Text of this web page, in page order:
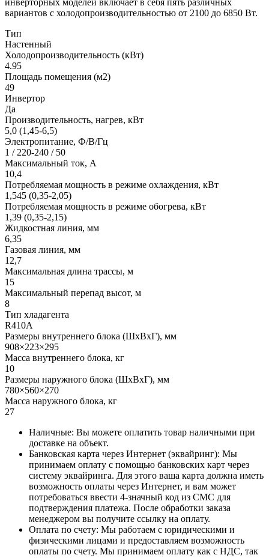
вариантов с холодопроизводительностью от 2100 до 6850 Вт.
Тип
Настенный
Холодопроизводительность (кВт)
4.95
Площадь помещения (м2)
49
Инвертор
Да
Производительность, нагрев, кВт
5,0 (1,45-6,5)
Электропитание, Ф/В/Гц
1 / 220-240 / 50
Максимальный ток, А
10,4
Потребляемая мощность в режиме охлаждения, кВт
1,545 (0,35-2,05)
Потребляемая мощность в режиме обогрева, кВт
1,39 (0,35-2,15)
Жидкостная линия, мм
6,35
Газовая линия, мм
12,7
Максимальная длина трассы, м
15
Максимальный перепад высот, м
8
Тип хладагента
R410A
Размеры внутреннего блока (ШхВхГ), мм
908×223×295
Масса внутреннего блока, кг
10
Размеры наружного блока (ШхВхГ), мм
780×560×270
Масса наружного блока, кг
27
Наличные: Вы можете оплатить товар наличными при
доставке на объект.
Банковская карта через Интернет (эквайринг): Мы
принимаем оплату с помощью банковских карт через
систему эквайринга. Для этого ваша карта должна иметь
возможность оплаты через Интернет, и вам может
потребоваться ввести 4-значный код из СМС для
подтверждения платежа. После обработки заказа
менеджером вы получите ссылку на оплату.
Оплата по счету: Мы работаем с юридическими и
физическими лицами и предоставляем возможность
оплаты по счету. Мы принимаем оплату как с НДС, так